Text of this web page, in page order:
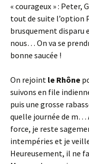
« courageux » : Peter,
tout de suite l’option
brusquement disparu
nous… On va se
bonne saucée !
On rejoint le Rhône
suivons en file
puis une grosse
quelle journée de m…
force, je reste
intempéries et je
Heureusement, il ne